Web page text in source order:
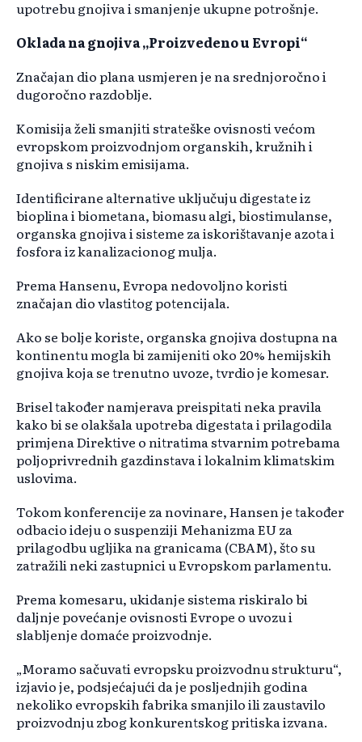
upotrebu gnojiva i smanjenje ukupne potrošnje.
Oklada na gnojiva „Proizvedeno u Evropi“
Značajan dio plana usmjeren je na srednjoročno i
dugoročno razdoblje.
Komisija želi smanjiti strateške ovisnosti većom
evropskom proizvodnjom organskih, kružnih i
gnojiva s niskim emisijama.
Identificirane alternative uključuju digestate iz
bioplina i biometana, biomasu algi, biostimulanse,
organska gnojiva i sisteme za iskorištavanje azota i
fosfora iz kanalizacionog mulja.
Prema Hansenu, Evropa nedovoljno koristi
značajan dio vlastitog potencijala.
Ako se bolje koriste, organska gnojiva dostupna na
kontinentu mogla bi zamijeniti oko 20% hemijskih
gnojiva koja se trenutno uvoze, tvrdio je komesar.
Brisel također namjerava preispitati neka pravila
kako bi se olakšala upotreba digestata i prilagodila
primjena Direktive o nitratima stvarnim potrebama
poljoprivrednih gazdinstava i lokalnim klimatskim
uslovima.
Tokom konferencije za novinare, Hansen je također
odbacio ideju o suspenziji Mehanizma EU za
prilagodbu ugljika na granicama (CBAM), što su
zatražili neki zastupnici u Evropskom parlamentu.
Prema komesaru, ukidanje sistema riskiralo bi
daljnje povećanje ovisnosti Evrope o uvozu i
slabljenje domaće proizvodnje.
„Moramo sačuvati evropsku proizvodnu strukturu“,
izjavio je, podsjećajući da je posljednjih godina
nekoliko evropskih fabrika smanjilo ili zaustavilo
proizvodnju zbog konkurentskog pritiska izvana.